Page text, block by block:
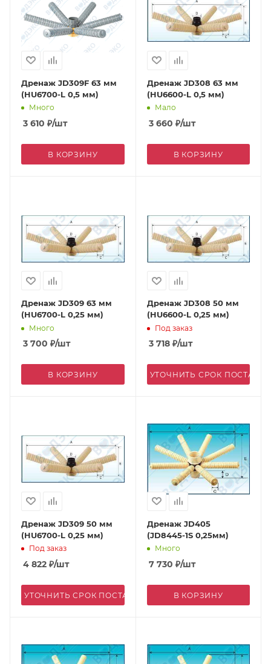
Дренаж JD309F 63 мм
(HU6700-L 0,5 мм)
Много
3 610 ₽/шт
В КОРЗИНУ
Дренаж JD308 63 мм
(HU6600-L 0,5 мм)
Мало
3 660 ₽/шт
В КОРЗИНУ
Дренаж JD309 63 мм
(HU6700-L 0,25 мм)
Много
3 700 ₽/шт
В КОРЗИНУ
Дренаж JD308 50 мм
(HU6600-L 0,25 мм)
Под заказ
3 718₽/шт
УТОЧНИТЬ СРОК
Дренаж JD309 50 мм
(HU6700-L 0,25 мм)
Под заказ
4 822 ₽/шт
УТОЧНИТЬ СРОК ПОСТАВКИ
Дренаж JD405
(JD8445-1S 0,25мм)
Много
7 730 ₽/шт
В КОРЗИНУ